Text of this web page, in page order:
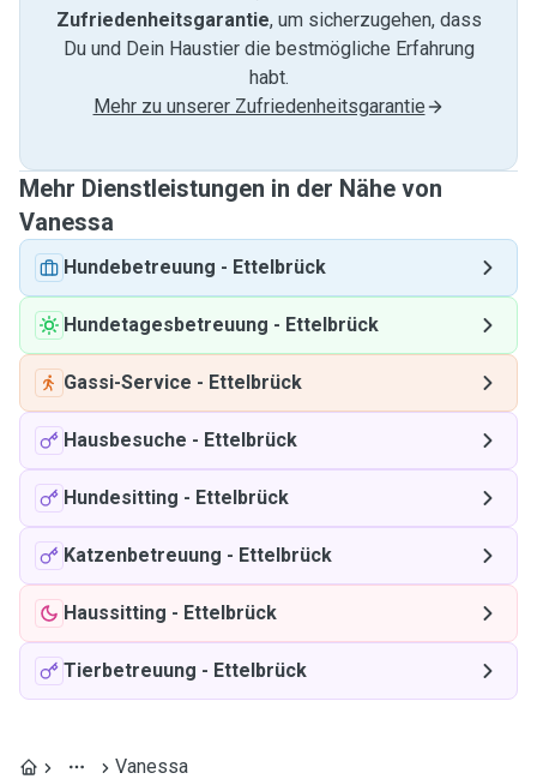
Zufriedenheitsgarantie, um sicherzugehen, dass
Du und Dein Haustier die bestmögliche Erfahrung
habt.
Mehr zu unserer Zufriedenheitsgarantie
Mehr Dienstleistungen in der Nähe von
Vanessa
Hundebetreuung - Ettelbrück
Hundetagesbetreuung - Ettelbrück
Gassi-Service - Ettelbrück
Hausbesuche - Ettelbrück
Hundesitting - Ettelbrück
Katzenbetreuung - Ettelbrück
Haussitting - Ettelbrück
Tierbetreuung - Ettelbrück
Vanessa